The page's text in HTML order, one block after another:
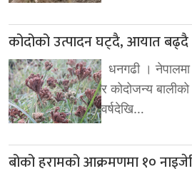
कोदोको उत्पादन घट्दै, आयात बढ्दै
धनगढी । नेपालमा
र कोदोजन्य बालीको
वर्षदेखि…
बोको हरामको आक्रमणमा १०